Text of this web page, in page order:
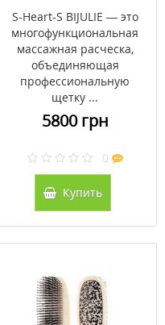
S-Heart-S BIJULIE — это
многофункциональная
массажная расческа,
объединяющая
профессиональную
щетку ...
5800 грн
0
Купить